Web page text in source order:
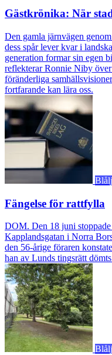
Gästkrönika: När
Den gamla järnvägen
dess spår lever kvar i
generation formar sin egen
reflekterar Ronnie Niby
föränderliga
fortfarande kan lära oss.
Fängelse för rattfylla
DOM. Den 18 juni
Kapplandsgatan i Norra
den 56-årige föraren
han av Lunds tingsrätt